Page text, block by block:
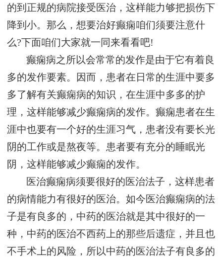
的到正规的病院接受医治，这样能力够把损伤下
降到小。那么，想要治好癫痫咱们须要注意什
么?下面咱们大家就一同来看看吧!
癫痫病之所以会常常的发作是由于它有着良
多的发作要素。因而，患者在日常的生涯中要多
多了解有关癫痫病的知识，在生涯中多多的护
理，这样能够减少癫痫病的发作。癫痫患者在生
涯中也要有一个好的生涯习气，患者没有要长光
阴的工作或是熬夜等。患者要有充分的睡眠光
阴，这样能够减少癫痫的发作。
医治癫痫病须要很好的医治法子，这样患者
的病情能力有很好的医治。如今医治癫痫病的法
子是有良多的，中药的医治就是其中很好的一
种，中药的医治不西药上的那些后遗症，并且也
不手术上的风险，所以中药的医治法子有良多的